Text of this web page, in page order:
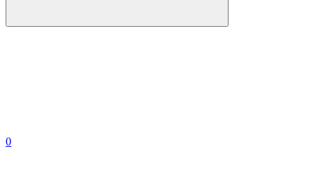
0